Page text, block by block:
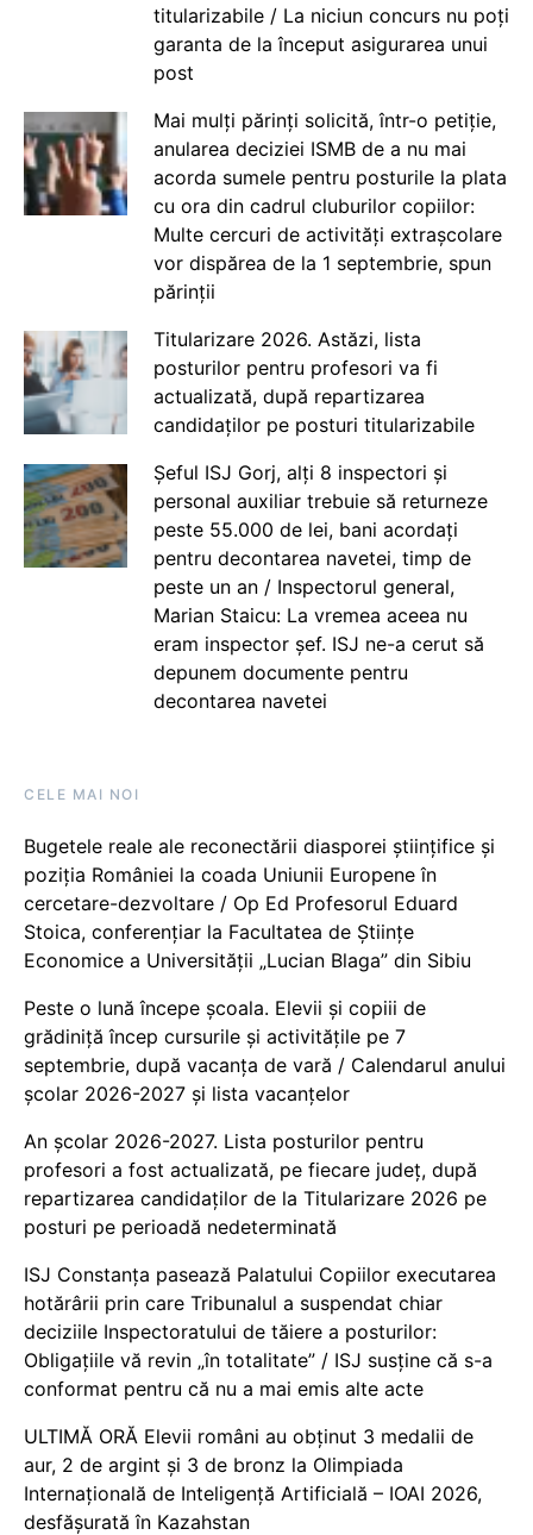
titularizabile / La niciun concurs nu poți
garanta de la început asigurarea unui
post
Mai mulți părinți solicită, într-o petiție,
anularea deciziei ISMB de a nu mai
acorda sumele pentru posturile la plata
cu ora din cadrul cluburilor copiilor:
Multe cercuri de activități extrașcolare
vor dispărea de la 1 septembrie, spun
părinții
Titularizare 2026. Astăzi, lista
posturilor pentru profesori va fi
actualizată, după repartizarea
candidaților pe posturi titularizabile
Șeful ISJ Gorj, alți 8 inspectori și
personal auxiliar trebuie să returneze
peste 55.000 de lei, bani acordați
pentru decontarea navetei, timp de
peste un an / Inspectorul general,
Marian Staicu: La vremea aceea nu
eram inspector șef. ISJ ne-a cerut să
depunem documente pentru
decontarea navetei
CELE MAI NOI
Bugetele reale ale reconectării diasporei științifice și
poziția României la coada Uniunii Europene în
cercetare-dezvoltare / Op Ed Profesorul Eduard
Stoica, conferențiar la Facultatea de Științe
Economice a Universității „Lucian Blaga” din Sibiu
Peste o lună începe școala. Elevii și copiii de
grădiniță încep cursurile și activitățile pe 7
septembrie, după vacanța de vară / Calendarul anului
școlar 2026-2027 și lista vacanțelor
An școlar 2026-2027. Lista posturilor pentru
profesori a fost actualizată, pe fiecare județ, după
repartizarea candidaților de la Titularizare 2026 pe
posturi pe perioadă nedeterminată
ISJ Constanța pasează Palatului Copiilor executarea
hotărârii prin care Tribunalul a suspendat chiar
deciziile Inspectoratului de tăiere a posturilor:
Obligațiile vă revin „în totalitate” / ISJ susține că s-a
conformat pentru că nu a mai emis alte acte
ULTIMĂ ORĂ Elevii români au obținut 3 medalii de
aur, 2 de argint și 3 de bronz la Olimpiada
Internațională de Inteligență Artificială – IOAI 2026,
desfășurată în Kazahstan